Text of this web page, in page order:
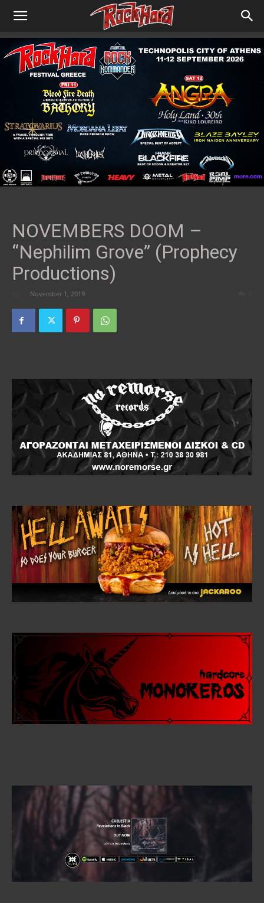
NOVEMBERS DOOM –
“Nephilim Grove” (Prophecy
Productions)
November 1, 2019